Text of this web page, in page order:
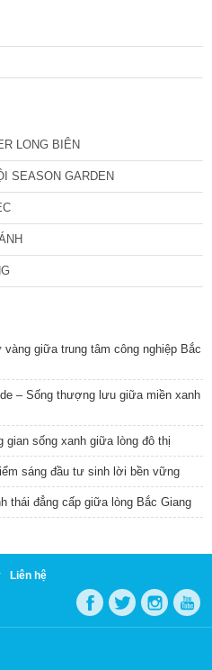
LONG BIÊN
SEASON GARDEN
giữa trung tâm công nghiệp Bắc
– Sống thượng lưu giữa miền xanh
gian sống xanh giữa lòng đô thị
sáng đầu tư sinh lời bền vững
thái đẳng cấp giữa lòng Bắc Giang
Liên hệ